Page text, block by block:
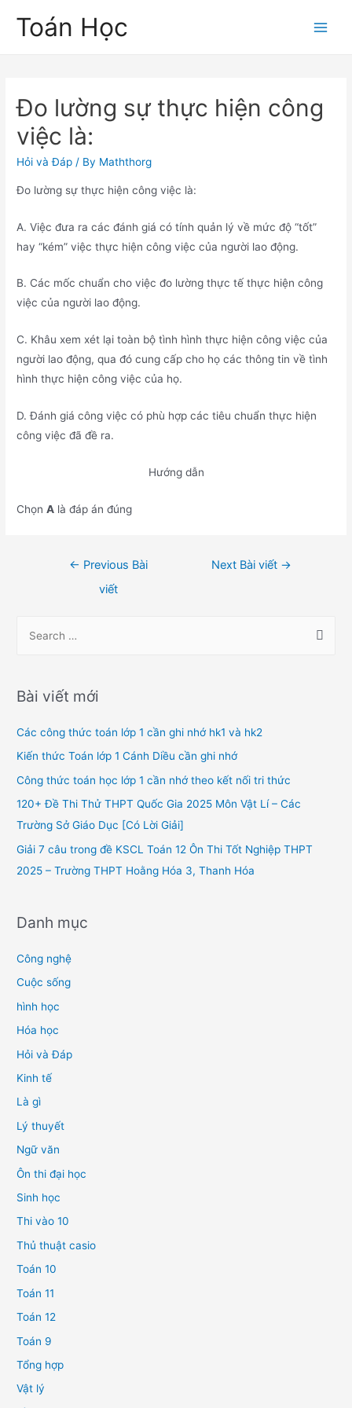
Toán Học
Đo lường sự thực hiện công
việc là:
Hỏi và Đáp / By Maththorg
Đo lường sự thực hiện công việc là:
A. Việc đưa ra các đánh giá có tính quản lý về mức độ “tốt”
hay “kém” việc thực hiện công việc của người lao động.
B. Các mốc chuẩn cho việc đo lường thực tế thực hiện công
việc của người lao động.
C. Khâu xem xét lại toàn bộ tình hình thực hiện công việc của
người lao động, qua đó cung cấp cho họ các thông tin về tình
hình thực hiện công việc của họ.
D. Đánh giá công việc có phù hợp các tiêu chuẩn thực hiện
công việc đã đề ra.
Hướng dẫn
ChọnA là đáp án đúng
← Previous Bài
viết
Next Bài viết →
r
h
f
o
Bài viết mới
Các công thức toán lớp 1 cần ghi nhớ hk1 và hk2
Kiến thức Toán lớp 1 Cánh Diều cần ghi nhớ
Công thức toán học lớp 1 cần nhớ theo kết nối tri thức
120+ Đề Thi Thử THPT Quốc Gia 2025 Môn Vật Lí – Các
Trường Sở Giáo Dục [Có Lời Giải]
Giải 7 câu trong đề KSCL Toán 12 Ôn Thi Tốt Nghiệp THPT
2025 – Trường THPT Hoằng Hóa 3, Thanh Hóa
Danh mục
Công nghệ
Cuộc sống
hình học
Hóa học
Hỏi và Đáp
Kinh tế
Là gì
Lý thuyết
Ngữ văn
Ôn thi đại học
Sinh học
Thi vào 10
Thủ thuật casio
Toán 10
Toán 11
Toán 12
Toán 9
Tổng hợp
Vật lý